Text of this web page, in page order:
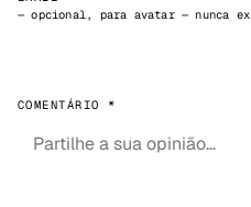
— opcional, para avatar — nunca
COMENTÁRIO *